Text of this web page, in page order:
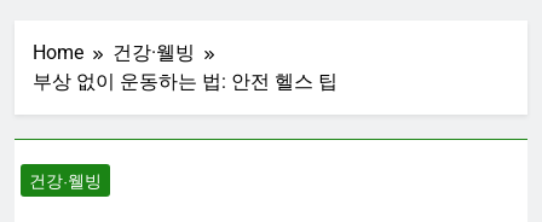
Home
건강·웰빙
부상 없이 운동하는 법: 안전 헬스 팁
건강·웰빙